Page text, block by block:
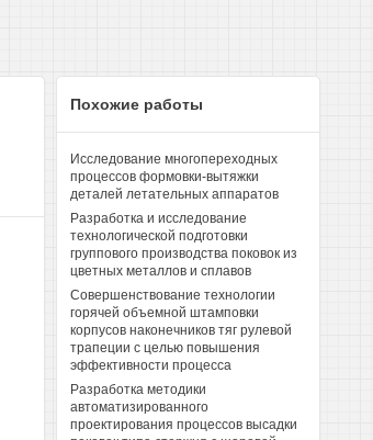
Похожие работы
Исследование многопереходных
процессов формовки-вытяжки
деталей летательных аппаратов
Разработка и исследование
технологической подготовки
группового производства поковок из
цветных металлов и сплавов
Совершенствование технологии
горячей объемной штамповки
корпусов наконечников тяг рулевой
трапеции с целью повышения
эффективности процесса
Разработка методики
автоматизированного
проектирования процессов высадки